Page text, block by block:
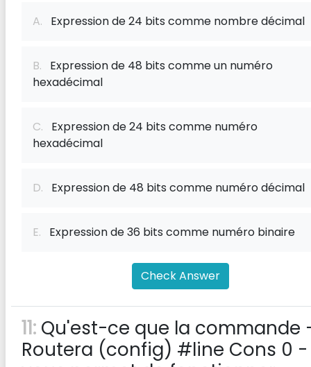
A. Expression de 24 bits comme nombre décimal
B. Expression de 48 bits comme un numéro
hexadécimal
C. Expression de 24 bits comme numéro
hexadécimal
D. Expression de 48 bits comme numéro décimal
E. Expression de 36 bits comme numéro binaire
Check Answer
11: Qu'est-ce que la commande
Routera (config) #line Cons 0 -